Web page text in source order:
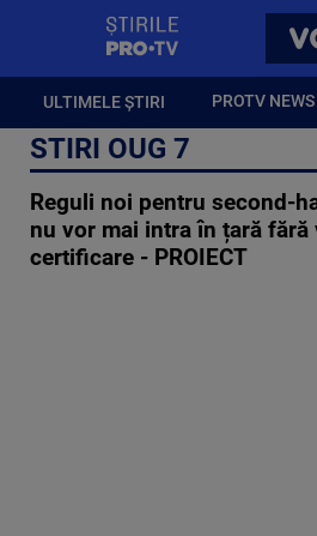
ULTIMELE ȘTIRI PROTV
STIRI OUG 7
Reguli noi pentru second-
nu vor mai intra în țară
certificare - PROIECT